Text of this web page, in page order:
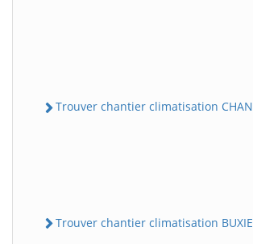
Trouver chantier climatisation
Trouver chantier climatisation